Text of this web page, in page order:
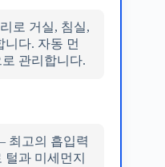
로 거실, 침실,
니다. 자동 먼
관리합니다.
최고의 흡입력
과 미세먼지